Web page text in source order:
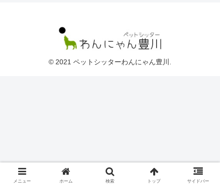
© 2021 ペットシッターわんにゃん豊川.
メニュー ホーム 検索 トップ サイドバー